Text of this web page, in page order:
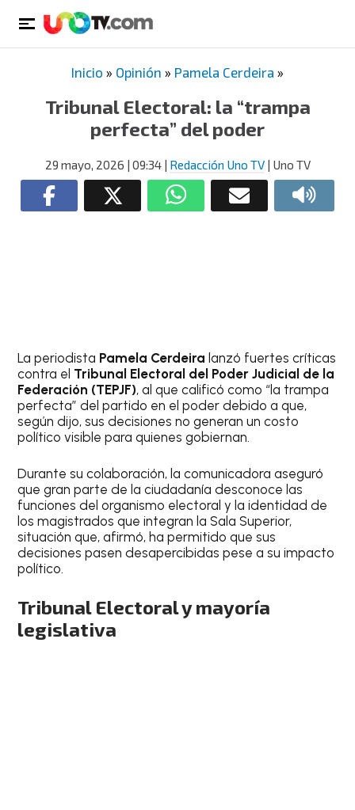
Inicio » Opinión » Pamela Cerdeira »
Tribunal Electoral: la “trampa
perfecta” del poder
29 mayo, 2026 | 09:34| Redacción Uno TV| Uno TV
La periodista Pamela Cerdeira lanzó fuertes críticas
contra el Tribunal Electoral del Poder Judicial de la
Federación (TEPJF), al que calificó como “la trampa
perfecta” del partido en el poder debido a que,
según dijo, sus decisiones no generan un costo
político visible para quienes gobiernan.
Durante su colaboración, la comunicadora aseguró
que gran parte de la ciudadanía desconoce las
funciones del organismo electoral y la identidad de
los magistrados que integran la Sala Superior,
situación que, afirmó, ha permitido que sus
decisiones pasen desapercibidas pese a su impacto
político.
Tribunal Electoral y mayoría
legislativa